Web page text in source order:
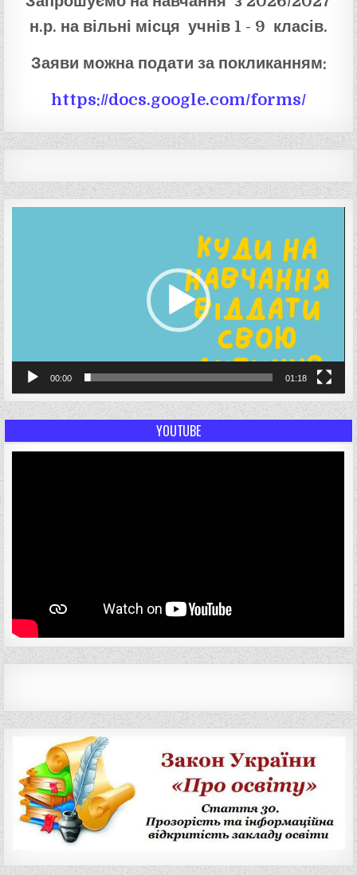
н.р. на вільні місця учнів 1 - 9 класів.
Заяви можна подати за покликанням:
https://docs.google.com/forms/
00:00 01:18
YOUTUBE